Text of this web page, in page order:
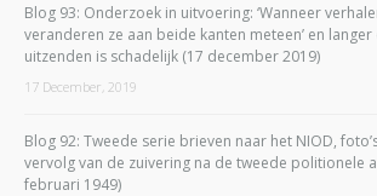
Blog 93: Onderzoek in uitvoering: ‘Wanneer
veranderen ze aan beide kanten meteen’ en
uitzenden is schadelijk (17 december 2019)
17 December, 2019
Blog 92: Tweede serie brieven naar het NIOD,
vervolg van de zuivering na de tweede politionele
februari 1949)